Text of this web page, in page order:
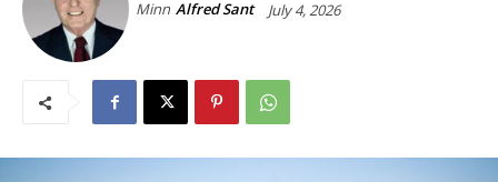
Minn Alfred Sant July 4, 2026